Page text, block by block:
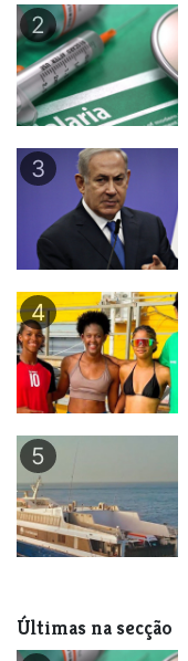
2
3
4
5
Últimas na secção